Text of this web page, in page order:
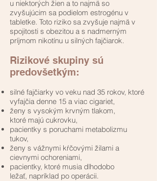
u niektorých žien a to najmä so
zvyšujúcim sa podielom estrogénu v
tabletke. Toto riziko sa zvyšuje najmä v
spojitosti s obezitou a s nadmerným
príjmom nikotínu u silných fajčiarok.
Rizikové skupiny sú
predovšetkým:
silné fajčiarky vo veku nad 35 rokov, ktoré
vyfajčia denne 15 a viac cigariet,
ženy s vysokým krvným tlakom,
ktoré majú cukrovku,
pacientky s poruchami metabolizmu
tukov,
ženy s vážnymi kŕčovými žilami a
cievnymi ochoreniami,
pacientky, ktoré musia dlhodobo
ležať, napríklad po operácii.